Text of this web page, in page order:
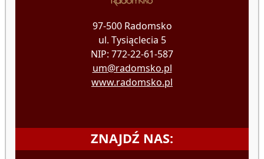
97-500 Radomsko
ul. Tysiąclecia 5
NIP: 772-22-61-587
um@radomsko.pl
www.radomsko.pl
ZNAJDŹ NAS: